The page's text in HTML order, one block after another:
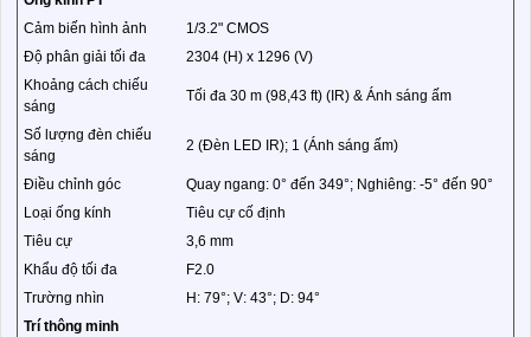
Cảm biến hình ảnh
1/3.2" CMOS
Độ phân giải tối đa
2304 (H) x 1296 (V)
Khoảng cách chiếu
sáng
Tối đa 30 m (98,43 ft) (IR) & Ánh sáng ấm
Số lượng đèn chiếu
sáng
2 (Đèn LED IR); 1 (Ánh sáng ấm)
Điều chỉnh góc
Quay ngang: 0° đến 349°; Nghiêng: -5° đến 90°
Loại ống kính
Tiêu cự cố định
Tiêu cự
3,6 mm
Khẩu độ tối đa
F2.0
Trường nhìn
H: 79°; V: 43°; D: 94°
Trí thông minh